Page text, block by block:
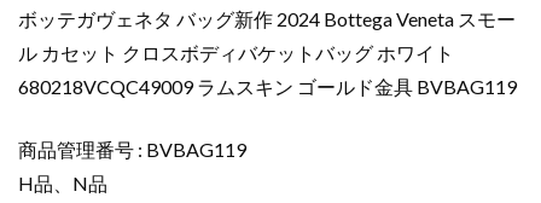
ボッテガヴェネタ バッグ新作 2024 Bottega Veneta スモー
ル カセット クロスボディバケットバッグ ホワイト
680218VCQC49009 ラムスキン ゴールド金具 BVBAG119
商品管理番号 : BVBAG119
H品、N品